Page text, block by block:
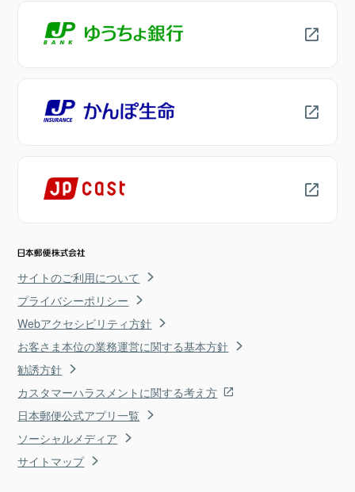
サイトのご利用について
プライバシーポリシー
Webアクセシビリティ方針
お客さま本位の業務運営に関する基本方針
勧誘方針
カスタマーハラスメントに関する考え方
日本郵便公式アプリ一覧
ソーシャルメディア
サイトマップ